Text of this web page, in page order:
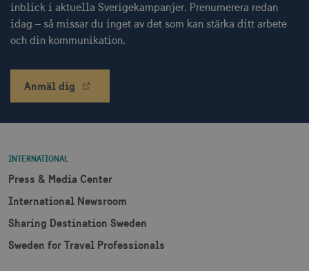
inblick i aktuella Sverigekampanjer. Prenumerera redan
idag – så missar du inget av det som kan stärka ditt arbete
och din kommunikation.
Anmäl dig
INTERNATIONAL
Press & Media Center
International Newsroom
Sharing Destination Sweden
Sweden for Travel Professionals
receive-cookie-
__cf_bm
Cloudflare Inc.